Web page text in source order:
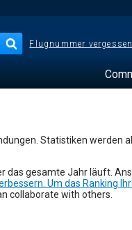
Flugnummer
Statistiken werden
das gesamte Jahr läuft.
Um das Ranking
collaborate with others.